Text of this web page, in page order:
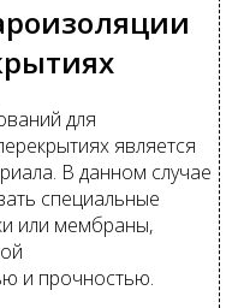
для
является
В данном случае
специальные
или мембраны,
и прочностью.